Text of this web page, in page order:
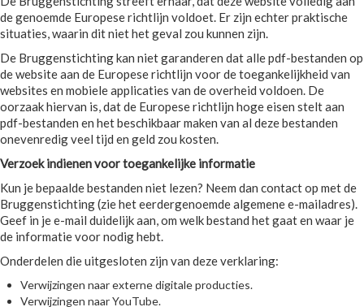
de genoemde Europese richtlijn voldoet. Er zijn echter praktische
situaties, waarin dit niet het geval zou kunnen zijn.
De Bruggenstichting kan niet garanderen dat alle pdf-bestanden op
de website aan de Europese richtlijn voor de toegankelijkheid van
websites en mobiele applicaties van de overheid voldoen. De
oorzaak hiervan is, dat de Europese richtlijn hoge eisen stelt aan
pdf-bestanden en het beschikbaar maken van al deze bestanden
onevenredig veel tijd en geld zou kosten.
Verzoek indienen voor toegankelijke informatie
Kun je bepaalde bestanden niet lezen? Neem dan contact op met de
Bruggenstichting (zie het eerdergenoemde algemene e-mailadres).
Geef in je e-mail duidelijk aan, om welk bestand het gaat en waar je
de informatie voor nodig hebt.
Onderdelen die uitgesloten zijn van deze verklaring:
Verwijzingen naar externe digitale producties.
Verwijzingen naar YouTube.